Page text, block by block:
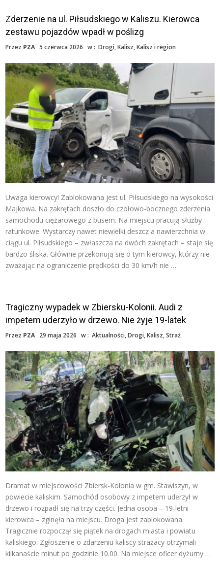
Zderzenie na ul. Piłsudskiego w Kaliszu. Kierowca
zestawu pojazdów wpadł w poślizg
Przez PZA 5 czerwca 2026 w :Drogi,Kalisz,Kalisz i region
Uwaga kierowcy! Zablokowana jest ul. Piłsudskiego na wysokości
Majkowa. Na zakrętach doszło do czołowo-bocznego zderzenia
samochodu ciężarowego z busem. Na miejscu pracują służby
ratunkowe. Wystarczy nawet niewielki deszcz a nawierzchnia w
ciągu ul. Piłsudskiego – zwłaszcza na dwóch zakrętach – staje się
bardzo śliska. Głównie przekonują się o tym kierowcy, którzy nie
zważając na ograniczenie prędkości do 30 km/h nie …
Tragiczny wypadek w Zbiersku-Kolonii. Audi z
impetem uderzyło w drzewo. Nie żyje 19-latek
Przez PZA 29 maja 2026 w :Aktualności,Drogi,Kalisz,Straż
Dramat w miejscowości Zbiersk-Kolonia w gm. Stawiszyn, w
powiecie kaliskim. Samochód osobowy z impetem uderzył w
drzewo i rozpadł się na trzy części. Jedna osoba – 19-letni
kierowca – zginęła na miejscu. Droga jest zablokowana.
Tragicznie rozpoczął się piątek na drogach miasta i powiatu
kaliskiego. Zgłoszenie o zdarzeniu kaliscy strażacy otrzymali
kilkanaście minut po godzinie 10.00. Na miejsce oficer dyżurny …